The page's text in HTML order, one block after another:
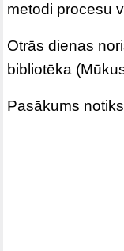
metodi procesu
Otrās dienas
bibliotēka
Pasākums